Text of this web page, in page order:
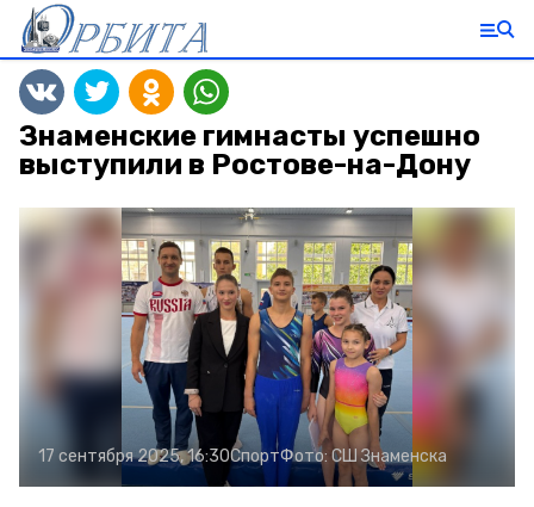
Знаменские гимнасты успешно
выступили в Ростове-на-Дону
17 сентября 2025, 16:30СпортФото: СШ Знаменска